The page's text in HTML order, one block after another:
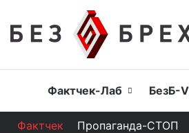
Головна
Фактчек-Лаб БезБ-
Фактчек Пропаганда-СТОП